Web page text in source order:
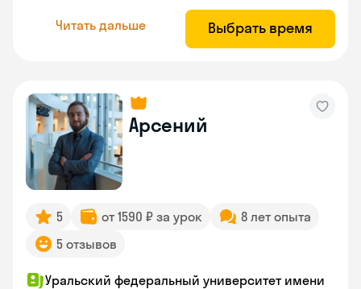
Читать дальше Выбрать время
Арсений
5 от 1590 ₽ за урок
8 лет опыта
5 отзывов
Уральский федеральный университет имени